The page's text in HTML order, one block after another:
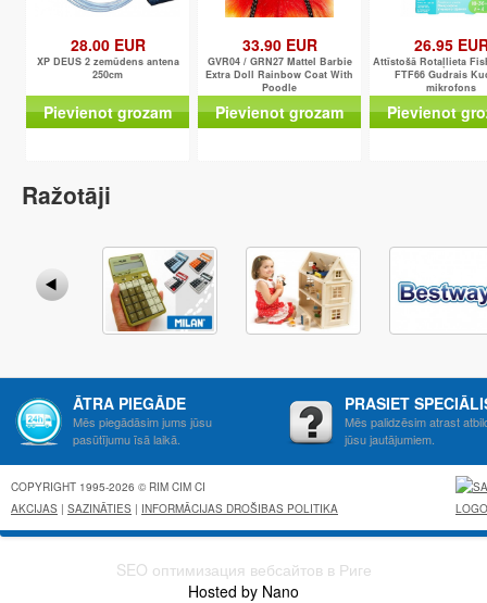
28.00 EUR
XP DEUS 2 zemūdens antena
250cm
Pievienot grozam
33.90 EUR
GVR04 / GRN27 Mattel Barbie
Extra Doll Rainbow Coat With
Poodle
Pievienot grozam
26.95
Attīstošā Rotaļlieta
FTF66 Gudrais
mikrofons
Pievienot
Ražotāji
ĀTRA PIEGĀDE
Mēs piegādāsim jums jūsu
pasūtījumu īsā laikā.
PRASIET
Mēs palidzēsim atrast
jūsu jautājumiem.
COPYRIGHT 1995-2026 © RIM CIM CI
AKCIJAS | SAZINĀTIES | INFORMĀCIJAS DROŠIBAS POLITIKA
SEO оптимизация вебсайтов в Риге
Hosted by Nano